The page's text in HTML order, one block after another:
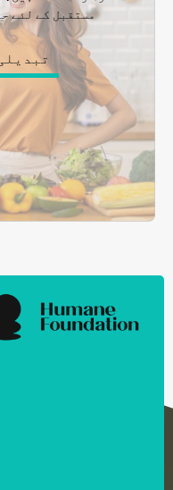
مستقبل کے لئے